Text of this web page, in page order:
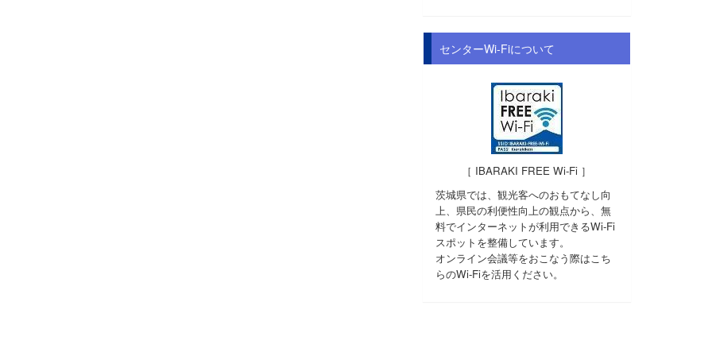
センターWi-Fiについて
［ IBARAKI FREE Wi-Fi ］
茨城県では、観光客へのおもてなし向
上、県民の利便性向上の観点から、無
料でインターネットが利用できるWi-Fi
スポットを整備しています。
オンライン会議等をおこなう際はこち
らのWi-Fiを活用ください。